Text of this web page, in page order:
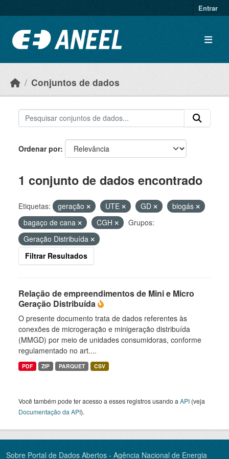
Entrar
Conjuntos de dados
Ordenar por
1 conjunto de dados encontrado
Etiquetas: geração UTE GD
biogás
bagaço de cana
CGH
Grupos:
Geração Distribuída
Filtrar Resultados
Relação de empreendimentos de Mini e Micro
Geração Distribuída
O presente documento trata de dados referentes às
conexões de microgeração e minigeração distribuída
(MMGD) por meio de unidades consumidoras, conforme
regulamentado no art....
PDF ZIP PARQUET CSV
Você também pode ter acesso a esses registros usando a API (veja
Documentação da API).
Sobre Portal de Dados Abertos - Agência Nacional de Energia